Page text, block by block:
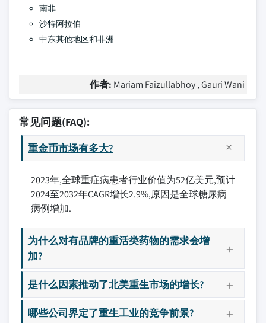
南非
沙特阿拉伯
中东其他地区和非洲
作者: Mariam Faizullabhoy , Gauri Wani
常见问题(FAQ):
重金币市场有多大?
2023年,全球重症病患者行业价值为52亿美元,预计
2024至2032年CAGR增长2.9%,原因是全球糖尿病
病例增加.
为什么对有品牌的重活类药物的需求会增
加?
是什么因素推动了北美重生市场的增长?
哪些公司界定了重生工业的竞争前景?